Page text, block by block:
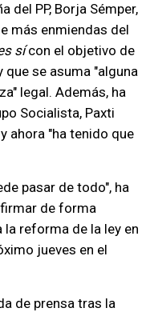
del PP, Borja Sémper,
más enmiendas del
sícon el objetivo de
se asuma "alguna
legal. Además, ha
Socialista, Paxti
ahora "ha tenido que
pasar de todo", ha
de forma
la reforma de la ley en
jueves en el
de prensa tras la